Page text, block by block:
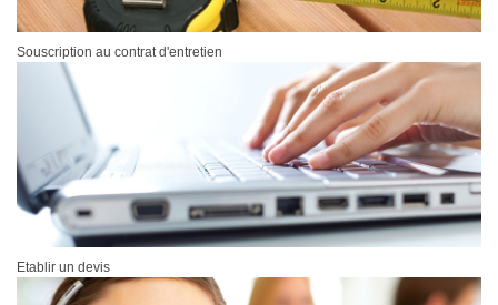
Souscription au contrat d'entretien
Etablir un devis